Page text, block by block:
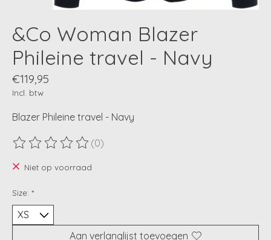
&Co Woman Blazer
Phileine travel - Navy
€119,95
Incl. btw
Blazer Phileine travel - Navy
De beoordeling van dit product is
(0)
Niet op voorraad
Size: *
Aan verlanglijst toevoegen